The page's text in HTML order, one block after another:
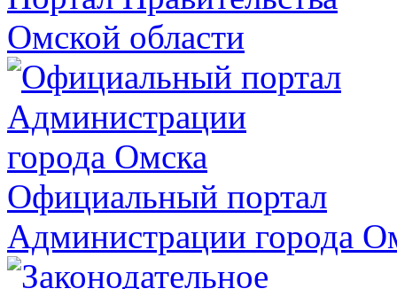
Омской области
Официальный портал
Администрации города